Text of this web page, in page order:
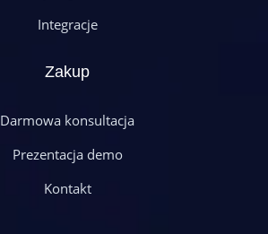
Integracje
Zakup
Darmowa konsultacja
Prezentacja demo
Kontakt